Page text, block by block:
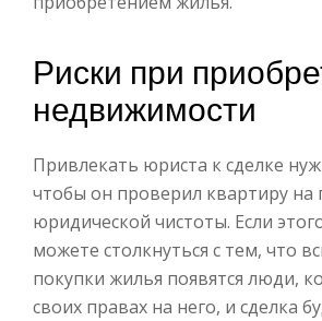
Риски при
недвижимости
Привлекать юриста к сделке
чтобы он проверил квартиру на
юридической чистоты. Если
можете столкнуться с тем, что
покупки жилья появятся люди,
своих правах на него, и сделка